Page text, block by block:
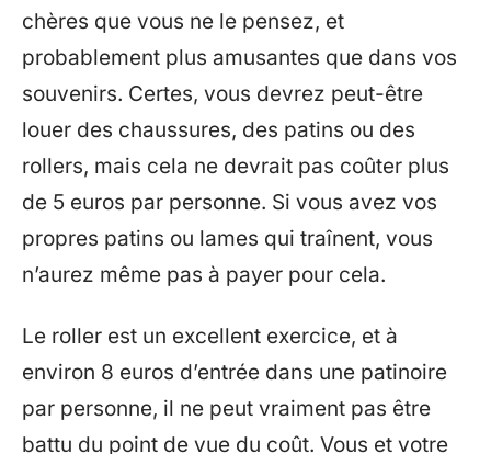
chères que vous ne le pensez, et
probablement plus amusantes que dans vos
souvenirs. Certes, vous devrez peut-être
louer des chaussures, des patins ou des
rollers, mais cela ne devrait pas coûter plus
de 5 euros par personne. Si vous avez vos
propres patins ou lames qui traînent, vous
n’aurez même pas à payer pour cela.
Le roller est un excellent exercice, et à
environ 8 euros d’entrée dans une patinoire
par personne, il ne peut vraiment pas être
battu du point de vue du coût. Vous et votre